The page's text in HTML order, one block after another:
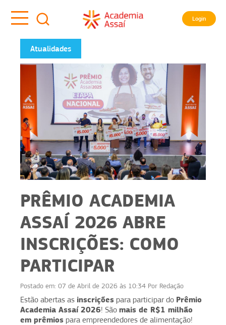
Login
Atualidades
PRÊMIO ACADEMIA
ASSAÍ 2026 ABRE
INSCRIÇÕES: COMO
PARTICIPAR
Postado em: 07 de Abril de 2026 às 10:34 Por Redação
Estão abertas as inscrições para participar do Prêmio
Academia Assaí 2026! São mais de R$1 milhão
em prêmios para empreendedores de alimentação!